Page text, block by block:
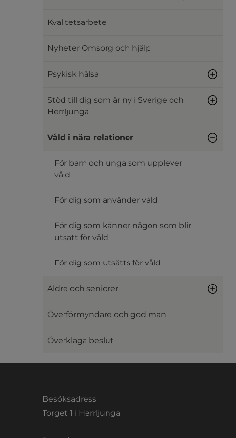
Kvalitetsarbete
Nyheter Omsorg och hjälp
Psykisk hälsa
Stöd till dig som är ny i Sverige och
Herrljunga
Våld i nära relationer
För barn och unga som upplever
våld
För dig som använder våld
För dig som känner någon som blir
utsatt för våld
För dig som utsätts för våld
Äldre och seniorer
Överförmyndare och god man
Överklaga beslut
Besöksadress
Torget 1 i Herrljunga